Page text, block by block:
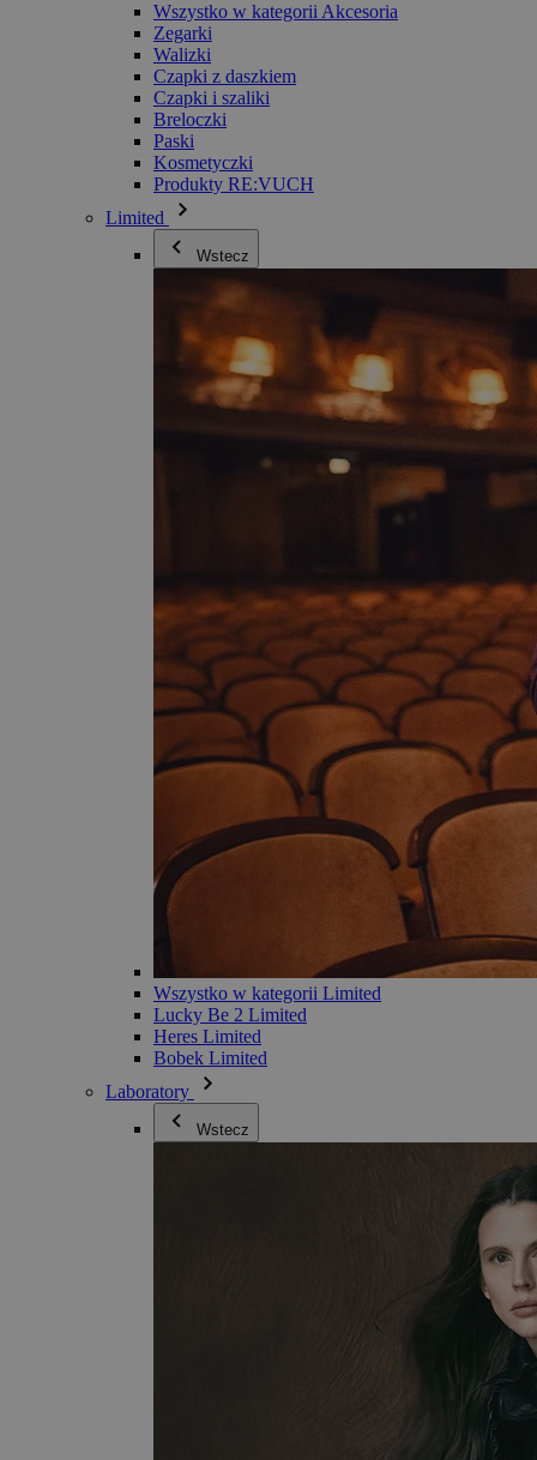
Wszystko w kategorii Akcesoria
Zegarki
Walizki
Czapki z daszkiem
Czapki i szaliki
Breloczki
Paski
Kosmetyczki
Produkty RE:VUCH
Limited
Wstecz
Wszystko w kategorii Limited
Lucky Be 2 Limited
Heres Limited
Bobek Limited
Laboratory
Wstecz